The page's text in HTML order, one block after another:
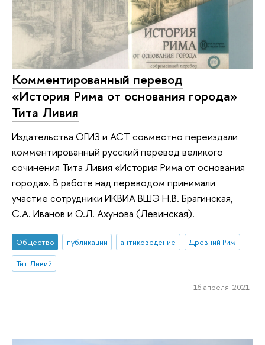
Комментированный перевод
«История Рима от основания города»
Тита Ливия
Издательства ОГИЗ и АСТ совместно переиздали
комментированный русский перевод великого
сочинения Тита Ливия «История Рима от основания
города». В работе над переводом принимали
участие сотрудники ИКВИА ВШЭ Н.В. Брагинская,
С.А. Иванов и О.Л. Ахунова (Левинская).
Общество публикации антиковедение
Древний Рим
Тит Ливий
16 апреля 2021